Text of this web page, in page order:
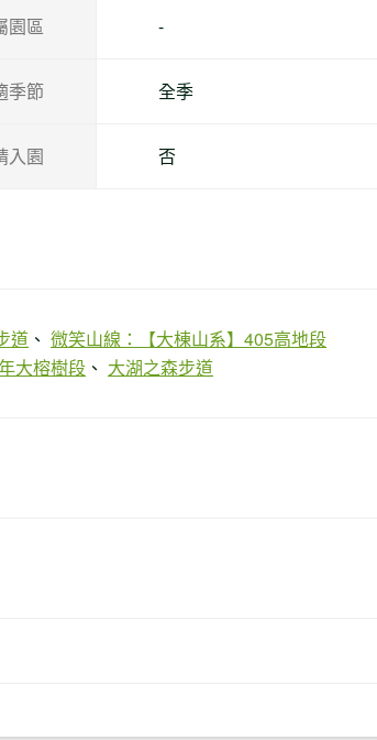
園區 -
季節 全季
入園 否
道
微笑山線：【大棟山系】405高地段
大榕樹段
大湖之森步道